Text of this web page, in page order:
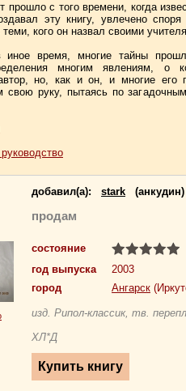
прошло с того времени, когда
эту книгу, увлечено
кого он назвал своими
время, многие тайны
многим явлениям, о
но, как и он, и многие его
свою руку, пытаясь по
добавил(a): stark (анкудин)
продам
состояние
год выпуска
2003
город
Ангарск
изд. Рипол-классик, тв.
ХЛ*Д